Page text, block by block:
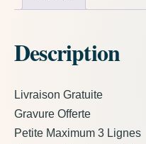
Description
Livraison Gratuite
Gravure Offerte
Petite Maximum 3 Lignes